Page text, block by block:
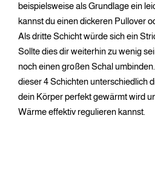
beispielsweise als Grundlage ein
kannst du einen dickeren Pullover
Als dritte Schicht würde sich ein
Sollte dies dir weiterhin zu wenig
noch einen großen Schal
dieser 4 Schichten unterschiedlich
dein Körper perfekt gewärmt wird
Wärme effektiv regulieren kannst.